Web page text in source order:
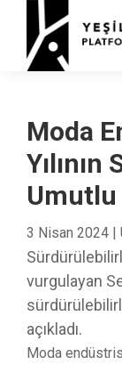
Moda
Umutlu
3 Nisan 2024 |
vurgulayan
açıkladı.
Moda